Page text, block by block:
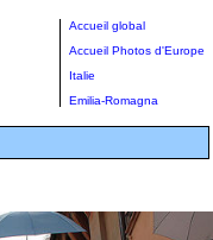
Accueil global
Accueil Photos d'Europe
Italie
Emilia-Romagna